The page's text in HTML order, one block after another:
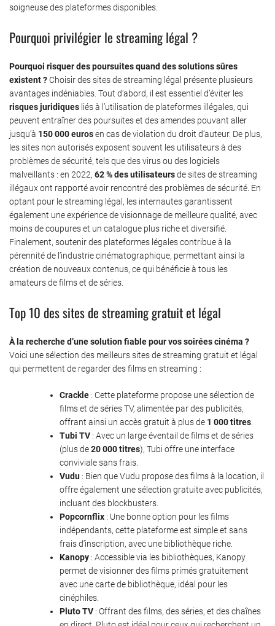
soigneuse des plateformes disponibles.
Pourquoi privilégier le streaming légal ?
Pourquoi risquer des poursuites quand des solutions sûres
existent ? Choisir des sites de streaming légal présente plusieurs
avantages indéniables. Tout d’abord, il est essentiel d’éviter les
risques juridiques liés à l’utilisation de plateformes illégales, qui
peuvent entraîner des poursuites et des amendes pouvant aller
jusqu’à 150 000 eurosen cas de violation du droit d’auteur. De plus,
les sites non autorisés exposent souvent les utilisateurs à des
problèmes de sécurité, tels que des virus ou des logiciels
malveillants : en 2022, 62 % des utilisateursde sites de streaming
illégaux ont rapporté avoir rencontré des problèmes de sécurité. En
optant pour le streaming légal, les internautes garantissent
également une expérience de visionnage de meilleure qualité, avec
moins de coupures et un catalogue plus riche et diversifié.
Finalement, soutenir des plateformes légales contribue à la
pérennité de l’industrie cinématographique, permettant ainsi la
création de nouveaux contenus, ce qui bénéficie à tous les
amateurs de films et de séries.
Top 10 des sites de streaming gratuit et légal
À la recherche d’une solution fiable pour vos soirées cinéma ?
Voici une sélection des meilleurs sites de streaming gratuit et légal
qui permettent de regarder des films en streaming :
Crackle : Cette plateforme propose une sélection de
films et de séries TV, alimentée par des publicités,
offrant ainsi un accès gratuit à plus de 1 000 titres
Tubi TV : Avec un large éventail de films et de séries
(plus de20 000 titres), Tubi offre une interface
conviviale sans frais.
Vudu : Bien que Vudu propose des films à la location, il
offre également une sélection gratuite avec publicités,
incluant des blockbusters.
Popcornflix : Une bonne option pour les films
indépendants, cette plateforme est simple et sans
frais d’inscription, avec une bibliothèque riche.
Kanopy : Accessible via les bibliothèques, Kanopy
permet de visionner des films primés gratuitement
avec une carte de bibliothèque, idéal pour les
cinéphiles.
Pluto TV : Offrant des films, des séries, et des chaînes